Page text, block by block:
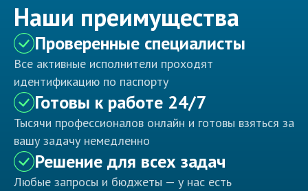
Наши преимущества
Проверенные специалисты
Все активные исполнители проходят
идентификацию по паспорту
Готовы к работе 24/7
Тысячи профессионалов онлайн и готовы взяться за
вашу задачу немедленно
Решение для всех задач
Любые запросы и бюджеты — у нас есть